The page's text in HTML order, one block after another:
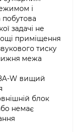
і
задачі не
приміщення
тиску
межа
W вищий
блок
немає